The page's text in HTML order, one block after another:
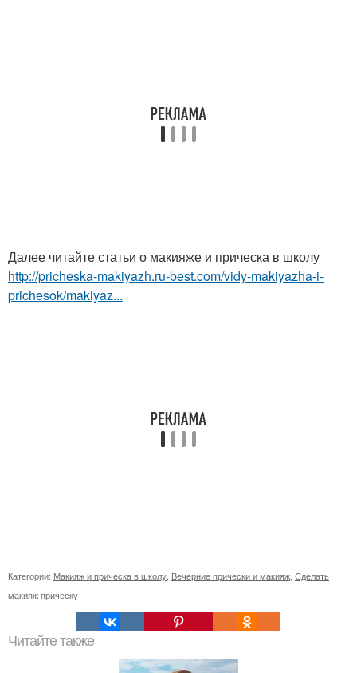
Далее читайте статьи о макияже и прическа в школу
http://pricheska-makiyazh.ru-best.com/vidy-makiyazha-i-
prichesok/makiyaz...
Категории: Макияж и прическа в школу Вечерние прически и макияж Сделать
макияж прическу
Читайте также